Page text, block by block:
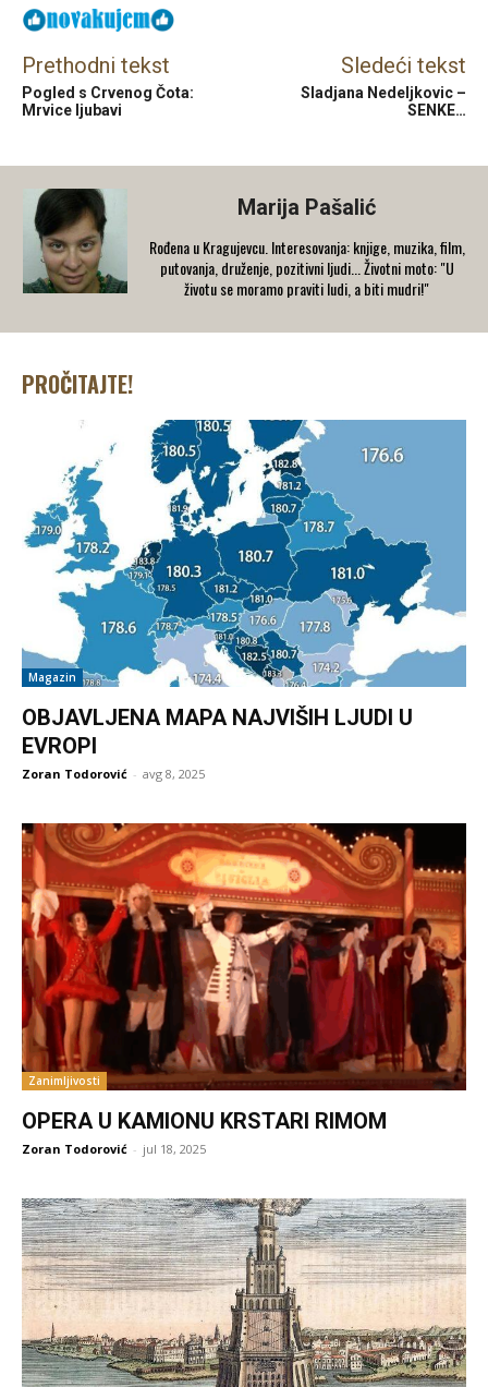
Prethodni tekst
Pogled s Crvenog Čota:
Mrvice ljubavi
Sledeći tekst
Sladjana Nedeljkovic –
SENKE…
Marija Pašalić
​Rođena u Kragujevcu. Interesovanja: knjige, muzika, film,
putovanja, druženje, pozitivni ljudi... Životni moto: "U
životu se moramo praviti ludi, a biti mudri!"
PROČITAJTE!
Magazin
OBJAVLJENA MAPA NAJVIŠIH LJUDI U
EVROPI
Zoran Todorović - avg 8, 2025
Zanimljivosti
OPERA U KAMIONU KRSTARI RIMOM
Zoran Todorović - jul 18, 2025